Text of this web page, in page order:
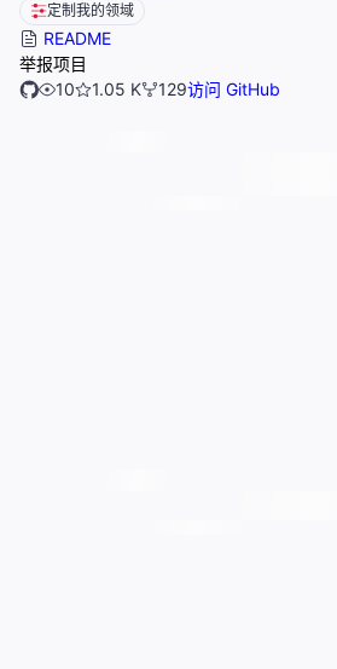
定制我的领域
README
举报项目
10
1.05 K 129访问 GitHub